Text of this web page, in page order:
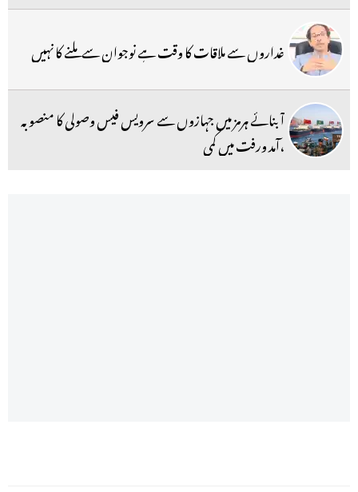
غداروں سے ملاقات کا وقت ہے نوجوان سے ملنے کا نہیں
آبنائے ہرمز میں جہازوں سے سرویس فیس وصولی کا منصوبہ
،آمد ورفت میں کمی